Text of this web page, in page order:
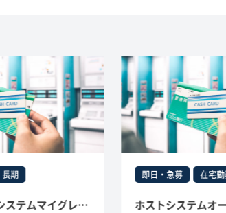
金融向け業務システムマイグレーション（Unix-COBOL）
在宅勤務OK 長期
ホストシステムオープン化案件